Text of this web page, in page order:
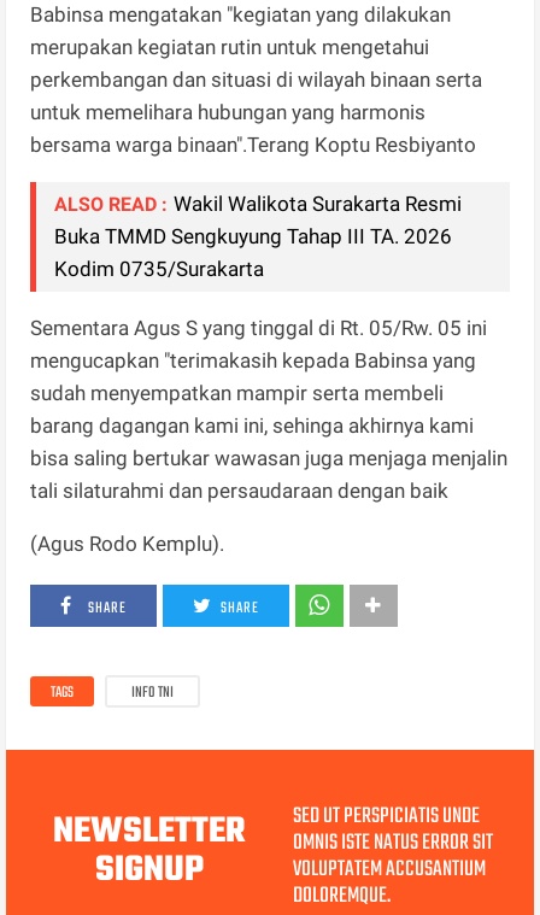
Babinsa mengatakan "kegiatan yang dilakukan
merupakan kegiatan rutin untuk mengetahui
perkembangan dan situasi di wilayah binaan serta
untuk memelihara hubungan yang harmonis
bersama warga binaan".Terang Koptu Resbiyanto
ALSO READ : Wakil Walikota Surakarta Resmi
Buka TMMD Sengkuyung Tahap III TA. 2026
Kodim 0735/Surakarta
Sementara Agus S yang tinggal di Rt. 05/Rw. 05 ini
mengucapkan "terimakasih kepada Babinsa yang
sudah menyempatkan mampir serta membeli
barang dagangan kami ini, sehinga akhirnya kami
bisa saling bertukar wawasan juga menjaga menjalin
tali silaturahmi dan persaudaraan dengan baik
(Agus Rodo Kemplu).
SHARE SHARE
TAGS INFO TNI
NEWSLETTER
SIGNUP
SED UT PERSPICIATIS UNDE
OMNIS ISTE NATUS ERROR SIT
VOLUPTATEM ACCUSANTIUM
DOLOREMQUE.